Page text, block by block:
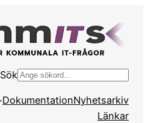
SökS
k
DokumentationNyhetsarkiv
Länkar